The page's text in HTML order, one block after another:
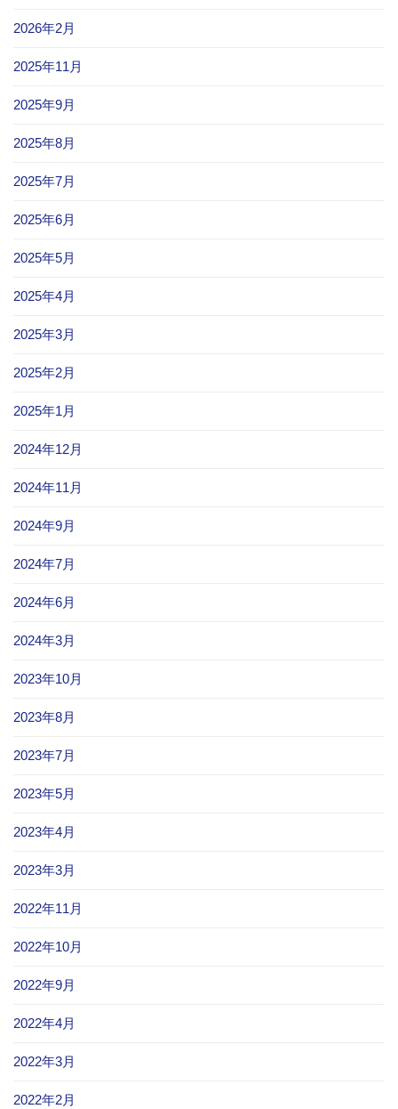
2026年2月
2025年11月
2025年9月
2025年8月
2025年7月
2025年6月
2025年5月
2025年4月
2025年3月
2025年2月
2025年1月
2024年12月
2024年11月
2024年9月
2024年7月
2024年6月
2024年3月
2023年10月
2023年8月
2023年7月
2023年5月
2023年4月
2023年3月
2022年11月
2022年10月
2022年9月
2022年4月
2022年3月
2022年2月